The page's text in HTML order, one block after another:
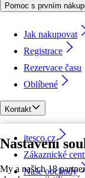
Nastavení
My a našich 18
Pomoc s prvním
Jak nakupovat
Registrace
Rezervace času
Oblíbené
Kontakt
itesco.cz
Zákaznické
Naše obchody